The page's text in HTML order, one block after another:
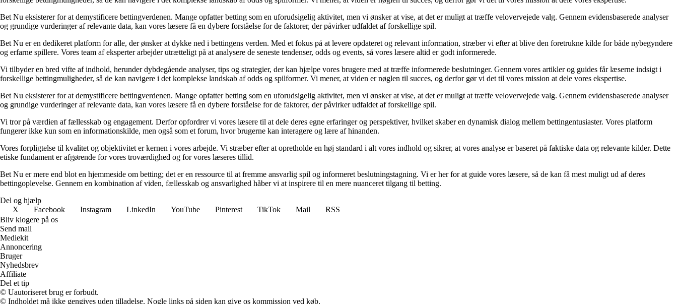
Bet Nu eksisterer for at demystificere bettingverdenen. Mange opfatter betting som en uforudsigelig aktivitet, men vi ønsker at vise, at det er muligt at træffe velovervejede valg. Gennem evidensbaserede analyser
og grundige vurderinger af relevante data, kan vores læsere få en dybere forståelse for de faktorer, der påvirker udfaldet af forskellige spil.
Bet Nu er en dedikeret platform for alle, der ønsker at dykke ned i bettingens verden. Med et fokus på at levere opdateret og relevant information, stræber vi efter at blive den foretrukne kilde for både nybegyndere
og erfarne spillere. Vores team af eksperter arbejder utrætteligt på at analysere de seneste tendenser, odds og events, så vores læsere altid er godt informerede.
Vi tilbyder en bred vifte af indhold, herunder dybdegående analyser, tips og strategier, der kan hjælpe vores brugere med at træffe informerede beslutninger. Gennem vores artikler og guides får læserne indsigt i
forskellige bettingmuligheder, så de kan navigere i det komplekse landskab af odds og spilformer. Vi mener, at viden er nøglen til succes, og derfor gør vi det til vores mission at dele vores ekspertise.
Bet Nu eksisterer for at demystificere bettingverdenen. Mange opfatter betting som en uforudsigelig aktivitet, men vi ønsker at vise, at det er muligt at træffe velovervejede valg. Gennem evidensbaserede analyser
og grundige vurderinger af relevante data, kan vores læsere få en dybere forståelse for de faktorer, der påvirker udfaldet af forskellige spil.
Vi tror på værdien af fællesskab og engagement. Derfor opfordrer vi vores læsere til at dele deres egne erfaringer og perspektiver, hvilket skaber en dynamisk dialog mellem bettingentusiaster. Vores platform
fungerer ikke kun som en informationskilde, men også som et forum, hvor brugerne kan interagere og lære af hinanden.
Vores forpligtelse til kvalitet og objektivitet er kernen i vores arbejde. Vi stræber efter at opretholde en høj standard i alt vores indhold og sikrer, at vores analyse er baseret på faktiske data og relevante kilder. Dette
etiske fundament er afgørende for vores troværdighed og for vores læseres tillid.
Bet Nu er mere end blot en hjemmeside om betting; det er en ressource til at fremme ansvarlig spil og informeret beslutningstagning. Vi er her for at guide vores læsere, så de kan få mest muligt ud af deres
bettingoplevelse. Gennem en kombination af viden, fællesskab og ansvarlighed håber vi at inspirere til en mere nuanceret tilgang til betting.
Del og hjælp
X
Facebook Instagram LinkedIn YouTube Pinterest TikTok Mail
RSS
Bliv klogere på os
Send mail
Mediekit
Annoncering
Bruger
Nyhedsbrev
Affiliate
Del et tip
© Uautoriseret brug er forbudt.
© Indholdet må ikke gengives uden tilladelse. Nogle links på siden kan give os kommission ved køb.